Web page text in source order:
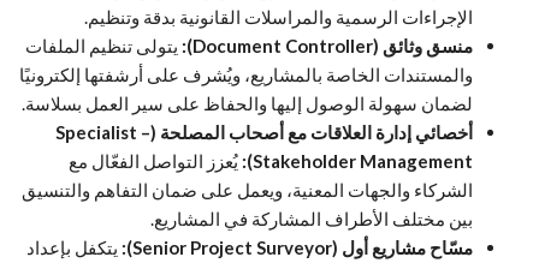
الإجراءات الرسمية والمراسلات القانونية بدقة وتنظيم.
منسق وثائق (Document Controller):
يتولى تنظيم الملفات
والمستندات الخاصة بالمشاريع، ويُشرف على أرشفتها إلكترونيًا
لضمان سهولة الوصول إليها والحفاظ على سير العمل بسلاسة.
أخصائي إدارة العلاقات مع أصحاب المصلحة (Specialist –
Stakeholder Management):
يُعزز التواصل الفعّال مع
الشركاء والجهات المعنية، ويعمل على ضمان التفاهم والتنسيق
بين مختلف الأطراف المشاركة في المشاريع.
مسّاح مشاريع أول (Senior Project Surveyor):
يتكفل بإعداد